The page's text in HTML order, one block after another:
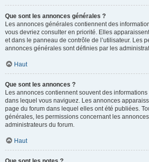
Que sont les annonces générales ?
Les annonces générales contiennent des
vous devriez consulter en priorité. Elles
et dans le panneau de contrôle de l’utilisateur. Les
annonces générales sont définies par les
Haut
Que sont les annonces ?
Les annonces contiennent souvent des
dans lequel vous naviguez. Les annonces
page du forum dans lequel elles ont été publiées.
générales, les permissions concernant les
administrateurs du forum.
Haut